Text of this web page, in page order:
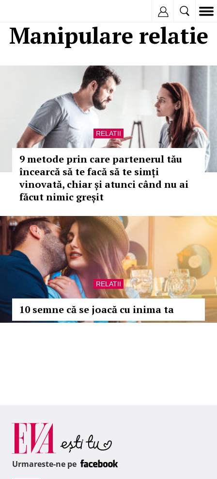
Manipulare relatie
RELATII
9 metode prin care partenerul tău
încearcă să te facă să te simți
vinovată, chiar și atunci când nu ai
făcut nimic greșit
RELATII
10 semne că se joacă cu inima ta
Urmareste-ne pe